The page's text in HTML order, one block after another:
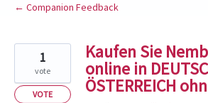
← Companion Feedback
Kaufen Sie
online in
ÖSTERREICH
1
vote
VOTE